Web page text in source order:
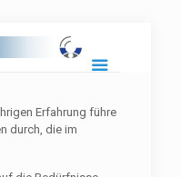
Erfahrung führe
durch, die im